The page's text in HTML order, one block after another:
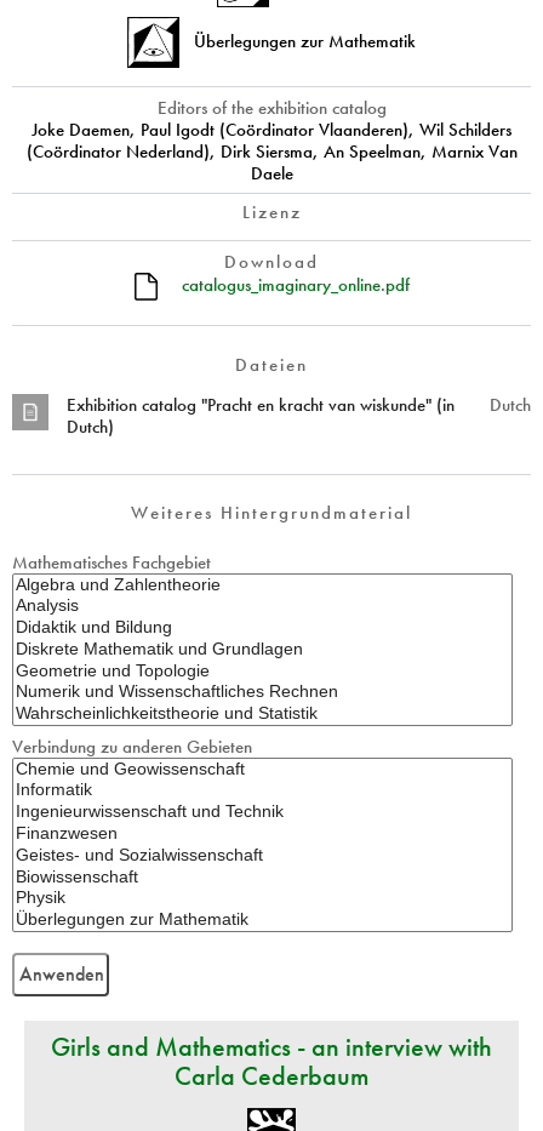
Überlegungen zur Mathematik
Editors of the exhibition catalog
Joke Daemen, Paul Igodt (Coördinator Vlaanderen), Wil Schilders
(Coördinator Nederland), Dirk Siersma, An Speelman, Marnix Van
Daele
Lizenz
Download
catalogus_imaginary_online.pdf
Dateien
Dutch
Exhibition catalog "Pracht en kracht van wiskunde" (in
Dutch)
Weiteres Hintergrundmaterial
Mathematisches Fachgebiet
Verbindung zu anderen Gebieten
Girls and Mathematics - an interview with
Carla Cederbaum